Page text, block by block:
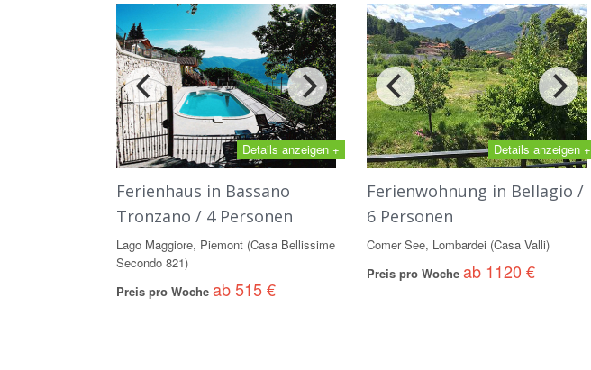
Details anzeigen +
Ferienhaus in Bassano
Tronzano / 4 Personen
Lago Maggiore, Piemont (Casa Bellissime
Secondo 821)
Preis pro Woche ab 515 €
Details anzeigen +
Ferienwohnung in Bellagio /
6 Personen
Comer See, Lombardei (Casa Valli)
Preis pro Wocheab 1120 €